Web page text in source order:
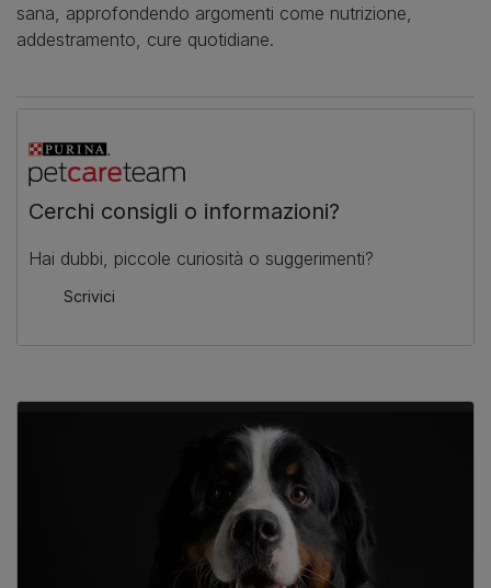
sana, approfondendo argomenti come nutrizione,
addestramento, cure quotidiane.
Cerchi consigli o informazioni?
Hai dubbi, piccole curiosità o suggerimenti?
Scrivici